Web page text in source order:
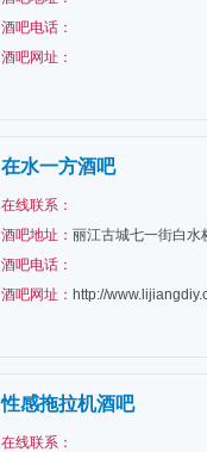
酒吧电话：
酒吧网址：
在水一方酒吧
在线联系：
酒吧地址： 丽江古城七一街白水
酒吧电话：
酒吧网址： http://
性感拖拉机酒吧
在线联系：